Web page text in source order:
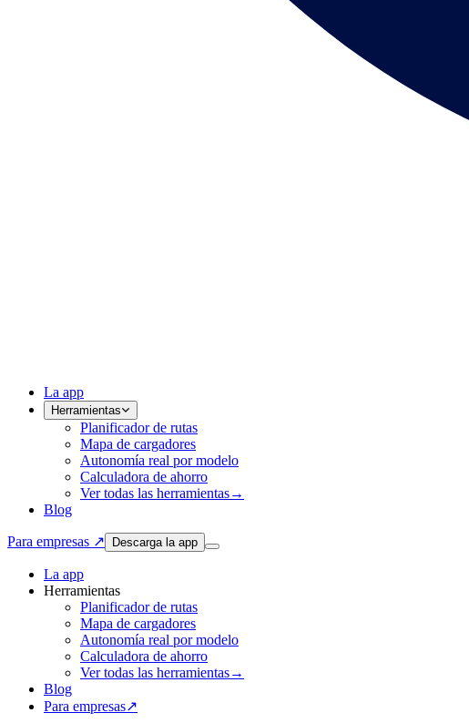
La app
Herramientas
Planificador de rutas
Mapa de cargadores
Autonomía real por modelo
Calculadora de ahorro
Ver todas las herramientas→
Blog
Para empresas ↗ Descarga la app
La app
Herramientas
Planificador de rutas
Mapa de cargadores
Autonomía real por modelo
Calculadora de ahorro
Ver todas las herramientas→
Blog
Para empresas↗